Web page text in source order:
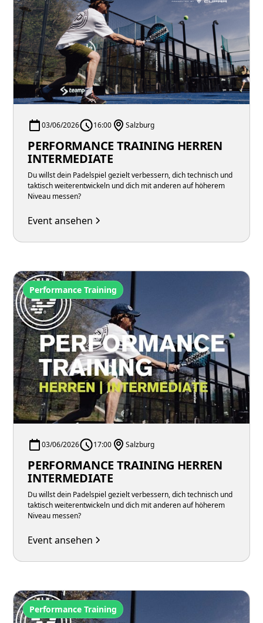
03/06/2026 16:00 Salzburg
PERFORMANCE TRAINING HERREN
INTERMEDIATE
Du willst dein Padelspiel gezielt verbessern, dich technisch und
taktisch weiterentwickeln und dich mit anderen auf höherem
Niveau messen?
Event ansehen
Performance Training
03/06/2026 17:00 Salzburg
PERFORMANCE TRAINING HERREN
INTERMEDIATE
Du willst dein Padelspiel gezielt verbessern, dich technisch und
taktisch weiterentwickeln und dich mit anderen auf höherem
Niveau messen?
Event ansehen
Performance Training